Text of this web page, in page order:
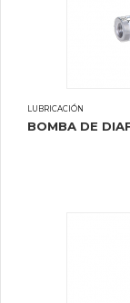
LUBRICACIÓN
BOMBA DE